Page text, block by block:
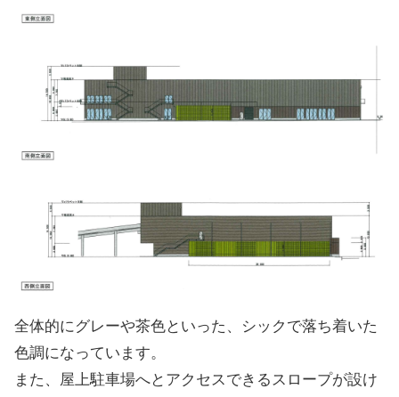
全体的にグレーや茶色といった、シックで落ち着いた
色調になっています。
また、屋上駐車場へとアクセスできるスロープが設け